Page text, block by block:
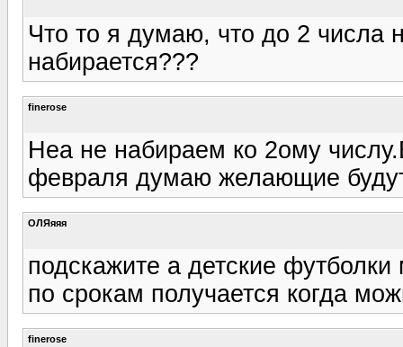
Что то я думаю, что до 2 числа
набирается???
finerose
Неа не набираем ко 2ому
февраля думаю желающие
ОЛЯяяя
подскажите а детские футболки
по срокам получается когда
finerose